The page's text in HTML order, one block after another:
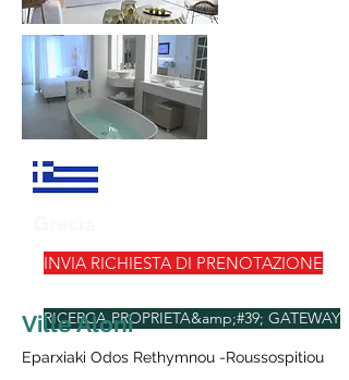
INVIA RICHIESTA DI PRENOTAZIONE
RICERCA PROPRIETA&amp;#39; GATEWAY
Ville Aloni
Eparxiaki Odos Rethymnou -Roussospitiou